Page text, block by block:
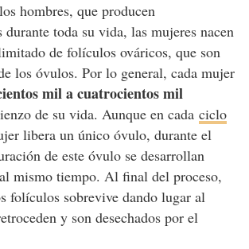
hombres, que producen
durante toda su vida, las mujeres nacen
de folículos ováricos, que son
los óvulos. Por lo general, cada mujer
mil a cuatrocientos mil
de su vida. Aunque en cada ciclo
libera un único óvulo, durante el
de este óvulo se desarrollan
mismo tiempo. Al final del proceso,
folículos sobrevive dando lugar al
y son desechados por el